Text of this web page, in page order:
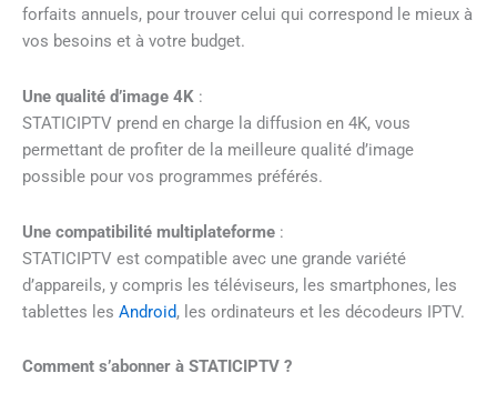
forfaits annuels, pour trouver celui qui correspond le mieux à
vos besoins et à votre budget.
Une qualité d’image 4K :
STATICIPTV prend en charge la diffusion en 4K, vous
permettant de profiter de la meilleure qualité d’image
possible pour vos programmes préférés.
Une compatibilité multiplateforme :
STATICIPTV est compatible avec une grande variété
d’appareils, y compris les téléviseurs, les smartphones, les
tablettes les Android, les ordinateurs et les décodeurs IPTV.
Comment s’abonner à STATICIPTV ?